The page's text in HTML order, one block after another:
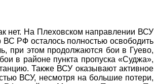
нет. На Плеховском направлении ВСУ
РФ осталось полностью освободить
при этом продолжаются бои в Гуево,
в районе пункта пропуска «Суджа»,
Также ВСУ оказывают активное
ВСУ, несмотря на большие потери,